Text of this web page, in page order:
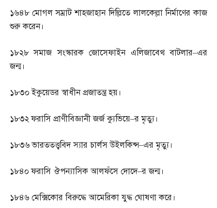
১৬৪৮ মোগল সম্রাট শাহজাহান দিল্লিতে লালকেল্লা নির্মাণের কাজ
শুরু করেন।
১৮২৮ সমাজ সংস্কারক জোসেফাইন এলিজাবেথ বাটলার–এর
জন্ম।
১৮৩০ ইকুয়েডর স্বাধীন প্রজাতন্ত্র হয়।
১৮৩২ফরাসি প্রাণীবিজ্ঞানী জর্জ ক্যুভিয়ে–র মৃত্যু।
১৮৩৬ ভারততত্ত্ববিদ স্যার চার্লস উইলকিন্স–এর মৃত্যু।
১৮৪০ ফরাসি ঔপন্যাসিক আলফঁসে দোদে–র জন্ম।
১৮৪৬ মেক্সিকোর বিরুদ্ধে আমেরিকা যুদ্ধ ঘোষণা করে।